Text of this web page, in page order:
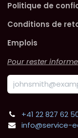
Politique de
Conditions de
Emplois
Pour rester
+41 22 827 62
info@service-